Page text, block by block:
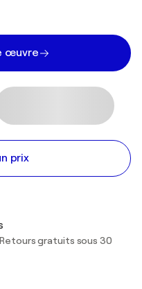
œuvre
prix
gratuits sous 30